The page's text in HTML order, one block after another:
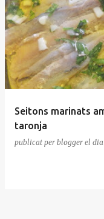
Seitons marinats
taronja
publicat per blogger el dia